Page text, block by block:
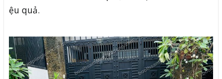
ệu quả.